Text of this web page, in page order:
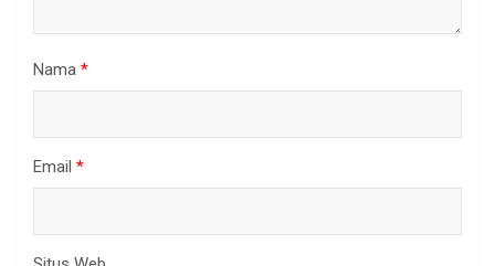
Nama *
Email *